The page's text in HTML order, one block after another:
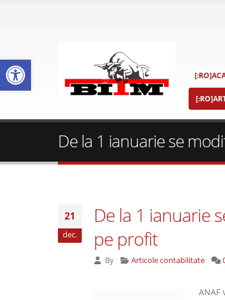
De la 1 ianuarie se
21
dec.
De la 1 ianuarie
pe profit
By Articole contabilitate
Deschide bara de unelte